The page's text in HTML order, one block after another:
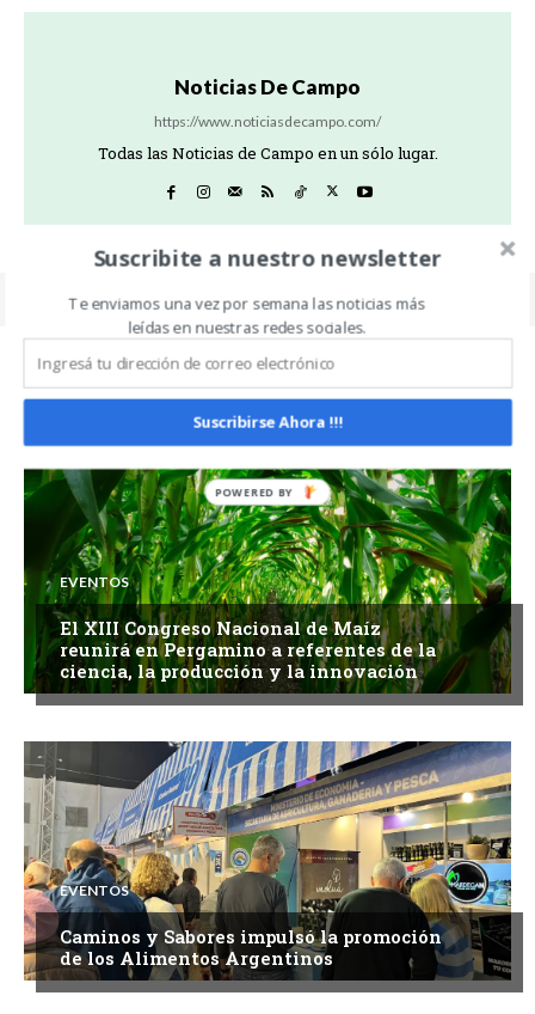
Noticias De Campo
https://www.noticiasdecampo.com/
Todas las Noticias de Campo en un sólo lugar.
Related Articles
EVENTOS
El XIII Congreso Nacional de Maíz
reunirá en Pergamino a referentes de la
ciencia, la producción y la innovación
EVENTOS
Caminos y Sabores impulsó la promoción
de los Alimentos Argentinos
Suscribite a nuestro newsletter
Te enviamos una vez por semana las noticias más
leídas en nuestras redes sociales.
Suscribirse Ahora !!!